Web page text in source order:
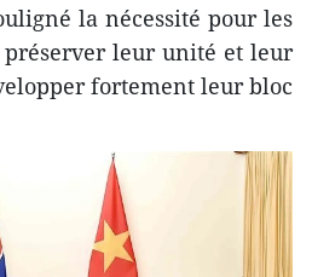
la nécessité pour les
préserver leur unité et leur
fortement leur bloc